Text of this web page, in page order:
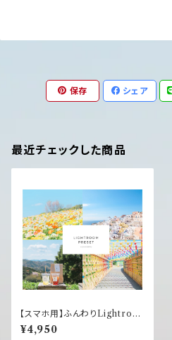
保存 シェア
最近チェックした商品
【スマホ用】ふんわりLightroo
mプリセット4つセット
¥4,950